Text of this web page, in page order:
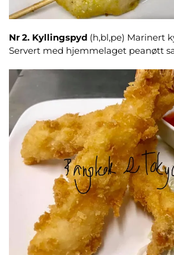
Nr 2. Kyllingspyd (h,bl,pe) Marinert
Servert med hjemmelaget peanøtt